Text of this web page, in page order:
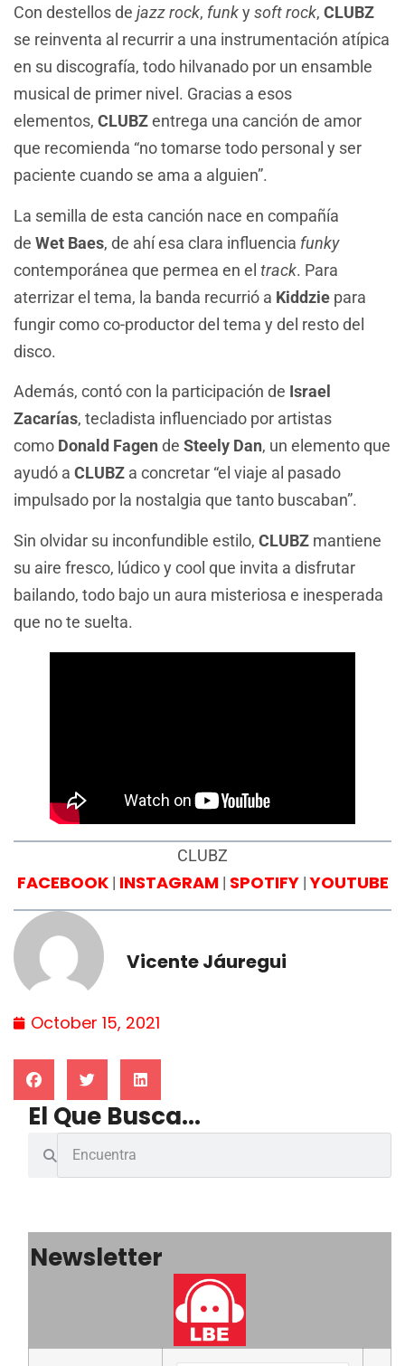
Con destellos de jazz rock, funkysoft rock, CLUBZ
se reinventa al recurrir a una instrumentación atípica
en su discografía, todo hilvanado por un ensamble
musical de primer nivel. Gracias a esos
elementos, CLUBZentrega una canción de amor
que recomienda “no tomarse todo personal y ser
paciente cuando se ama a alguien”.
La semilla de esta canción nace en compañía
de Wet Baes, de ahí esa clara influencia funky
contemporánea que permea en el track. Para
aterrizar el tema, la banda recurrió a Kiddzie para
fungir como co-productor del tema y del resto del
disco.
Además, contó con la participación de Israel
Zacarías, tecladista influenciado por artistas
como Donald Fagende Steely Dan, un elemento que
ayudó a CLUBZ a concretar “el viaje al pasado
impulsado por la nostalgia que tanto buscaban”.
Sin olvidar su inconfundible estilo, CLUBZ mantiene
su aire fresco, lúdico y cool que invita a disfrutar
bailando, todo bajo un aura misteriosa e inesperada
que no te suelta.
CLUBZ
FACEBOOK| INSTAGRAM| SPOTIFY|YOUTUBE
Vicente Jáuregui
October 15, 2021
El Que Busca...
Newsletter